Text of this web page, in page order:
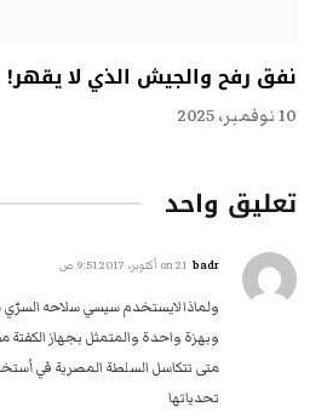
نفق رفح والجيش الذي لا يقهر!
10 نوفمبر، 2025
تعليق واحد
badr 21 أكتوبر، 2017 9:51 ص
ولماذا لايستخدم سيسي سلاحه
وبهزة واحدة والمتمثل بجهاز الكفتة
متى تتكاسل السلطة المصرية في
تحدياتها